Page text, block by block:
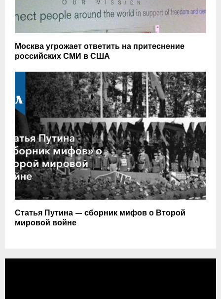
Москва угрожает ответить на притеснение
российских СМИ в США
Статья Путина — сборник мифов о Второй
мировой войне